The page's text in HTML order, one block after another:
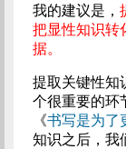
我的建议是，
把显性知识转
据。
提取关键性知
个很重要的环
《书写是为了
知识之后，我